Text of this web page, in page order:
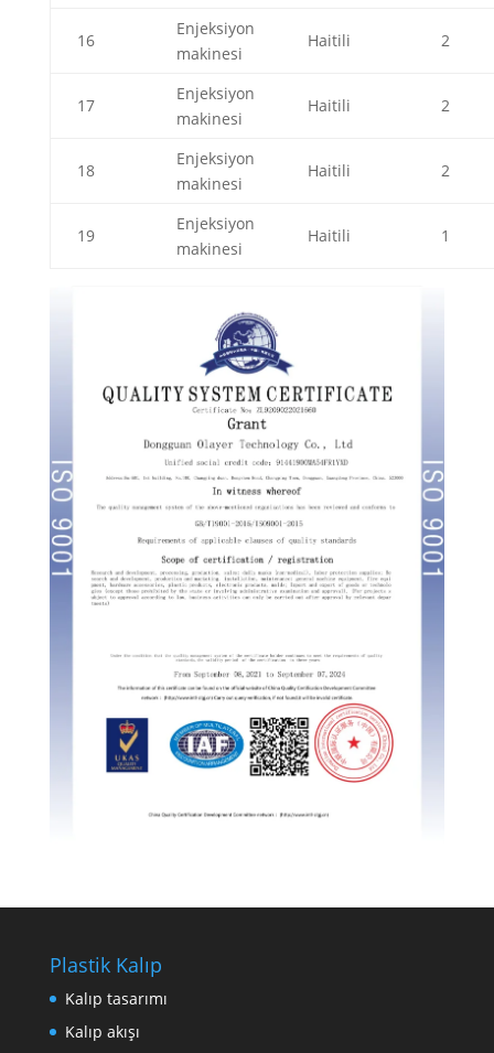
16
Enjeksiyon
makinesi
Haitili 2
17
Enjeksiyon
makinesi
Haitili 2
18
Enjeksiyon
makinesi
Haitili 2
19
Enjeksiyon
makinesi
Haitili 1
Plastik Kalıp
Kalıp tasarımı
Kalıp akışı